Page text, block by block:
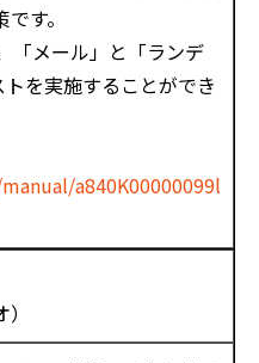
す。
「メール」と「ランデ
を実施することができ
a840K00000099l